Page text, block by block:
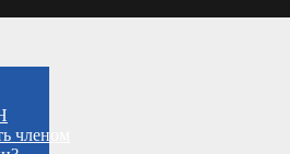
членом